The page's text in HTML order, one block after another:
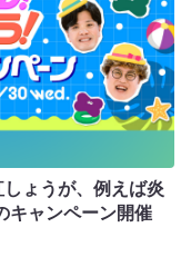
しょうが、例えば炎
キャンペーン開催